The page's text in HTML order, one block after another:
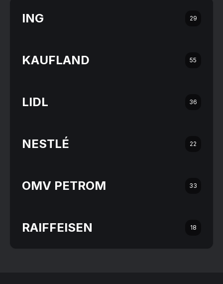
ING 29
KAUFLAND 55
LIDL 36
NESTLÉ 22
OMV PETROM 33
RAIFFEISEN 18